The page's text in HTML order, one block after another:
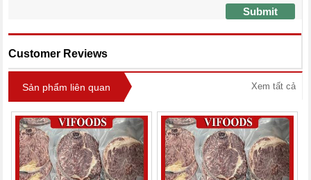
Submit
Customer Reviews
Sản phẩm liên quan Xem tất cả